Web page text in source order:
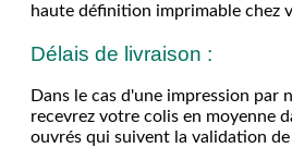
haute définition imprimable chez
Délais de livraison :
Dans le cas d'une impression par
recevrez votre colis en moyenne
ouvrés qui suivent la validation